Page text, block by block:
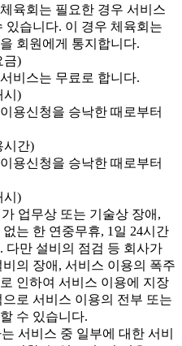
육회는 필요한 경우 서비스
있습니다. 이 경우 체육회는
회원에게 통지합니다.
금)
비스는 무료로 합니다.
시)
용신청을 승낙한 때로부터
시간)
용신청을 승낙한 때로부터
시)
업무상 또는 기술상 장애,
는 한 연중무휴, 1일 24시간
다만 설비의 점검 등 회사가
의 장애, 서비스 이용의 폭주
인하여 서비스 이용에 지장
로 서비스 이용의 전부 또는
수 있습니다.
서비스 중 일부에 대한 서비